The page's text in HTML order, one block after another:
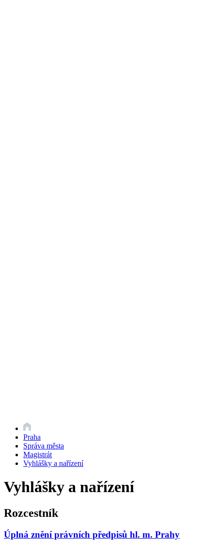
Praha
Správa města
Magistrát
Vyhlášky a nařízení
Vyhlášky a nařízení
Rozcestník
Úplná znění právních předpisů hl. m. Prahy